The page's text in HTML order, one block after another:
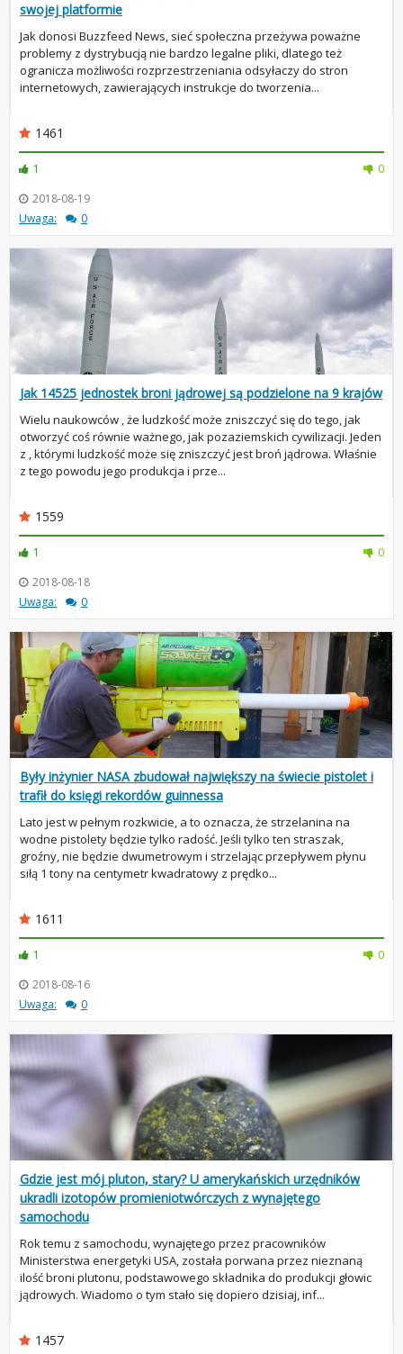
swojej platformie
Jak donosi Buzzfeed News, sieć społeczna przeżywa poważne
problemy z dystrybucją nie bardzo legalne pliki, dlatego też
ogranicza możliwości rozprzestrzeniania odsyłaczy do stron
internetowych, zawierających instrukcje do tworzenia...
1461
1
0
2018-08-19
Uwaga:
0
Jak 14525 jednostek broni jądrowej są podzielone na 9 krajów
Wielu naukowców , że ludzkość może zniszczyć się do tego, jak
otworzyć coś równie ważnego, jak pozaziemskich cywilizacji. Jeden
z , którymi ludzkość może się zniszczyć jest broń jądrowa. Właśnie
z tego powodu jego produkcja i prze...
1559
1
0
2018-08-18
Uwaga:
0
Były inżynier NASA zbudował największy na świecie pistolet i
trafił do księgi rekordów guinnessa
Lato jest w pełnym rozkwicie, a to oznacza, że strzelanina na
wodne pistolety będzie tylko radość. Jeśli tylko ten straszak,
groźny, nie będzie dwumetrowym i strzelając przepływem płynu
siłą 1 tony na centymetr kwadratowy z prędko...
1611
1
0
2018-08-16
Uwaga:
0
Gdzie jest mój pluton, stary? U amerykańskich urzędników
ukradli izotopów promieniotwórczych z wynajętego
samochodu
Rok temu z samochodu, wynajętego przez pracowników
Ministerstwa energetyki USA, została porwana przez nieznaną
ilość broni plutonu, podstawowego składnika do produkcji głowic
jądrowych. Wiadomo o tym stało się dopiero dzisiaj, inf...
1457